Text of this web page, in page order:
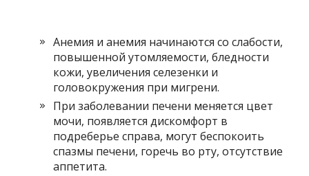
Анемия и анемия начинаются со слабости,
повышенной утомляемости, бледности
кожи, увеличения селезенки и
головокружения при мигрени.
При заболевании печени меняется цвет
мочи, появляется дискомфорт в
подреберье справа, могут беспокоить
спазмы печени, горечь во рту, отсутствие
аппетита.